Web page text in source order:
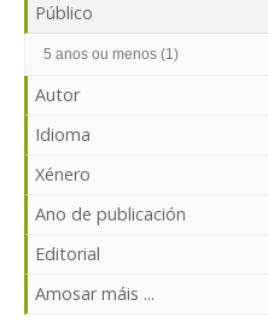
Público
5 anos ou menos (1)
Autor
Idioma
Xénero
Ano de publicación
Editorial
Amosar máis ...